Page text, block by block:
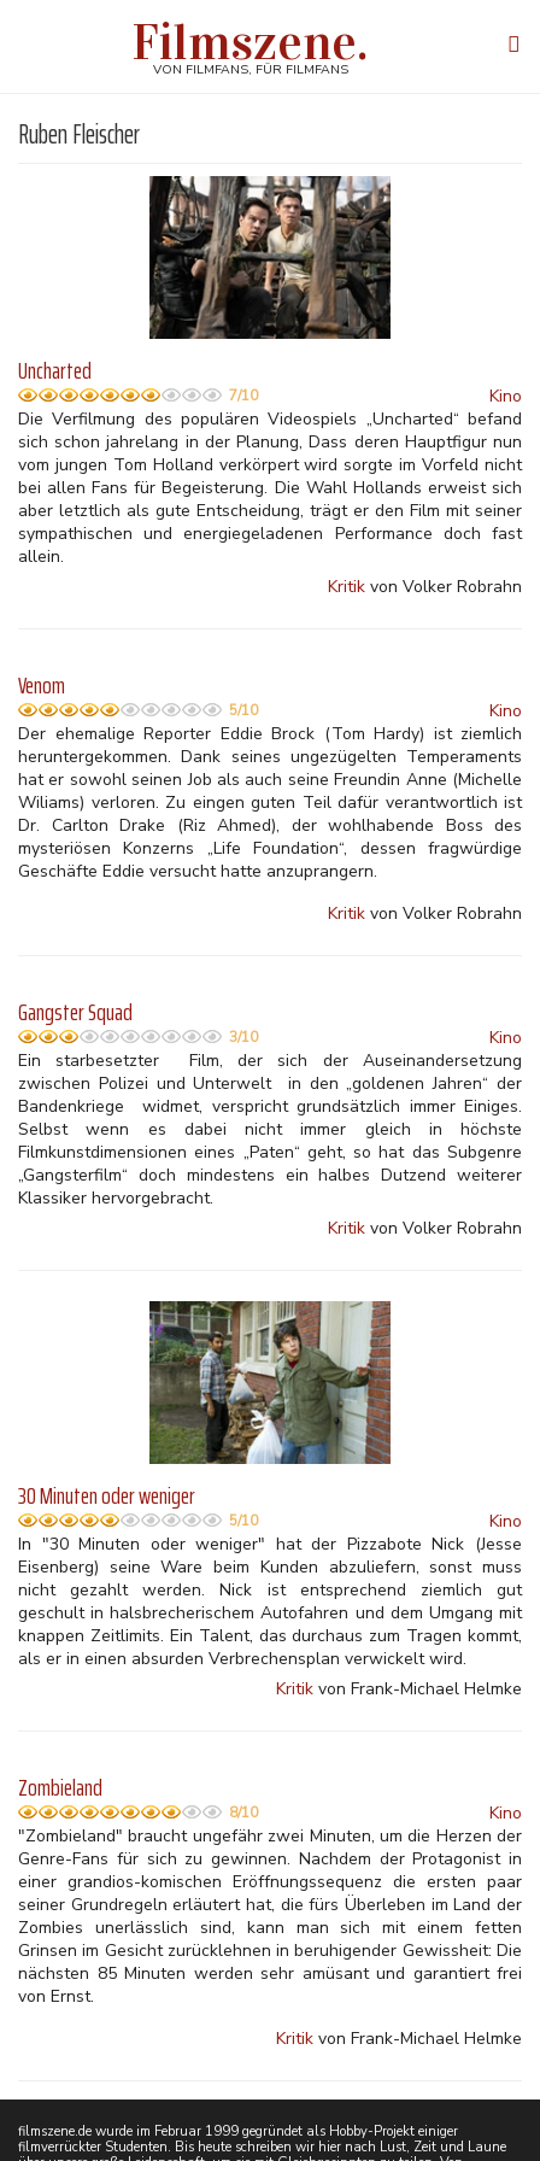
Filmszene.
VON FILMFANS, FÜR FILMFANS
Ruben Fleischer
Uncharted
7/10
Kino
Die Verfilmung des populären Videospiels „Uncharted“ befand
sich schon jahrelang in der Planung, Dass deren Hauptfigur nun
vom jungen Tom Holland verkörpert wird sorgte im Vorfeld nicht
bei allen Fans für Begeisterung. Die Wahl Hollands erweist sich
aber letztlich als gute Entscheidung, trägt er den Film mit seiner
sympathischen und energiegeladenen Performance doch fast
allein.
Kritik von Volker Robrahn
Venom
5/10
Kino
Der ehemalige Reporter Eddie Brock (Tom Hardy) ist ziemlich
heruntergekommen. Dank seines ungezügelten Temperaments
hat er sowohl seinen Job als auch seine Freundin Anne (Michelle
Wiliams) verloren. Zu eingen guten Teil dafür verantwortlich ist
Dr. Carlton Drake (Riz Ahmed), der wohlhabende Boss des
mysteriösen Konzerns „Life Foundation“, dessen fragwürdige
Geschäfte Eddie versucht hatte anzuprangern.
Kritik von Volker Robrahn
Gangster Squad
3/10
Kino
Ein starbesetzter Film, der sich der Auseinandersetzung
zwischen Polizei und Unterwelt in den „goldenen Jahren“ der
Bandenkriege widmet, verspricht grundsätzlich immer Einiges.
Selbst wenn es dabei nicht immer gleich in höchste
Filmkunstdimensionen eines „Paten“ geht, so hat das Subgenre
„Gangsterfilm“ doch mindestens ein halbes Dutzend weiterer
Klassiker hervorgebracht.
Kritik von Volker Robrahn
30 Minuten oder weniger
5/10
Kino
In "30 Minuten oder weniger" hat der Pizzabote Nick (Jesse
Eisenberg) seine Ware beim Kunden abzuliefern, sonst muss
nicht gezahlt werden. Nick ist entsprechend ziemlich gut
geschult in halsbrecherischem Autofahren und dem Umgang mit
knappen Zeitlimits. Ein Talent, das durchaus zum Tragen kommt,
als er in einen absurden Verbrechensplan verwickelt wird.
Kritik von Frank-Michael Helmke
Zombieland
8/10
Kino
"Zombieland" braucht ungefähr zwei Minuten, um die Herzen der
Genre-Fans für sich zu gewinnen. Nachdem der Protagonist in
einer grandios-komischen Eröffnungssequenz die ersten paar
seiner Grundregeln erläutert hat, die fürs Überleben im Land der
Zombies unerlässlich sind, kann man sich mit einem fetten
Grinsen im Gesicht zurücklehnen in beruhigender Gewissheit: Die
nächsten 85 Minuten werden sehr amüsant und garantiert frei
von Ernst.
Kritik von Frank-Michael Helmke
filmszene.de wurde im Februar 1999 gegründet als Hobby-Projekt einiger
filmverrückter Studenten. Bis heute schreiben wir hier nach Lust, Zeit und Laune